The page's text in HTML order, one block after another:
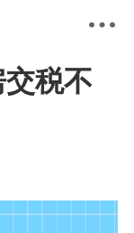
税不